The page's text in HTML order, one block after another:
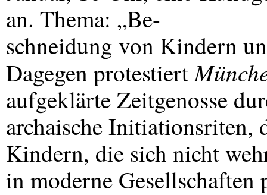
an. Thema: „Be-
schneidung von Kindern
Dagegen protestiert
aufgeklärte Zeitgenosse
archaische
Kindern, die sich nicht
in moderne Gesellschaften